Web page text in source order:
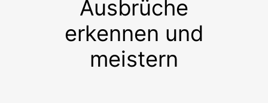
Ausbrüche
erkennen und
meistern